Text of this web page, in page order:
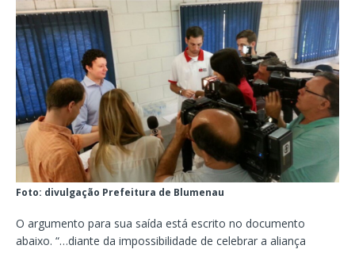
Foto: divulgação Prefeitura de Blumenau
O argumento para sua saída está escrito no documento
abaixo. “…diante da impossibilidade de celebrar a aliança